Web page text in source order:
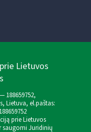
Lietuvos
188659752,
Lietuva, el.paštas:
prie Lietuvos
saugomi Juridinių